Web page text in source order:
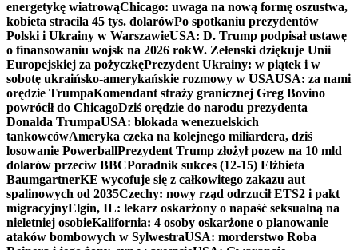
energetykę wiatrowąChicago: uwaga na nową formę oszustwa,
kobieta straciła 45 tys. dolarówPo spotkaniu prezydentów
Polski i Ukrainy w WarszawieUSA: D. Trump podpisał ustawę
o finansowaniu wojsk na 2026 rokW. Zełenski dziękuje Unii
Europejskiej za pożyczkęPrezydent Ukrainy: w piątek i w
sobotę ukraińsko-amerykańskie rozmowy w USAUSA: za nami
orędzie TrumpaKomendant straży granicznej Greg Bovino
powrócił do ChicagoDziś orędzie do narodu prezydenta
Donalda TrumpaUSA: blokada wenezuelskich
tankowcówAmeryka czeka na kolejnego miliardera, dziś
losowanie PowerballPrezydent Trump złożył pozew na 10 mld
dolarów przeciw BBCPoradnik sukces (12-15) Elżbieta
BaumgartnerKE wycofuje się z całkowitego zakazu aut
spalinowych od 2035Czechy: nowy rząd odrzucił ETS2 i pakt
migracyjnyElgin, IL: lekarz oskarżony o napaść seksualną na
nieletniej osobieKalifornia: 4 osoby oskarżone o planowanie
ataków bombowych w SylwestraUSA: morderstwo Roba